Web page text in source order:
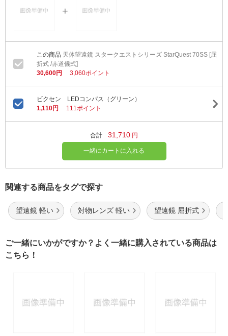
天体望遠鏡 スタークエストシリーズ StarQuest 70SS [屈
折式 /赤道儀式]
30,600円
3,060ポイント
ビクセン LEDコンパス（グリーン）
1,110円
111ポイント
合計 31,710 円
一緒にカートに入れる
関連する商品をタグで探す
望遠鏡 軽い 対物レンズ 軽い 望遠鏡 屈折式
ご一緒にいかがですか？よく一緒に購入されている商品は
こちら！